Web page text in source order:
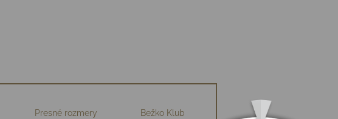
Presné rozmery Bežko Klub